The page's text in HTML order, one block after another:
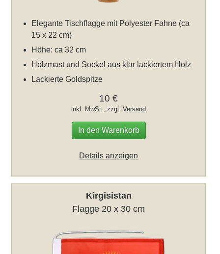
Elegante Tischflagge mit Polyester Fahne (ca
15 x 22 cm)
Höhe: ca 32 cm
Holzmast und Sockel aus klar lackiertem Holz
Lackierte Goldspitze
10 €
inkl. MwSt., zzgl.Versand
In den Warenkorb
Details anzeigen
Kirgisistan
Flagge 20 x 30 cm